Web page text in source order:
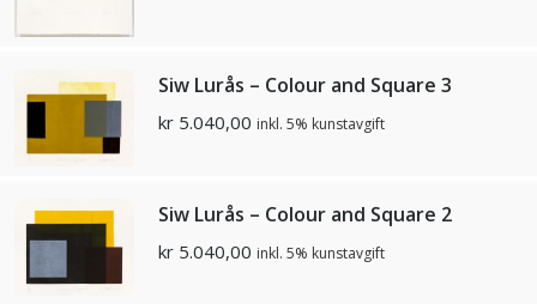
Siw Lurås – Colour and Square 3
kr 5.040,00 inkl. 5% kunstavgift
Siw Lurås – Colour and Square 2
kr 5.040,00 inkl. 5% kunstavgift